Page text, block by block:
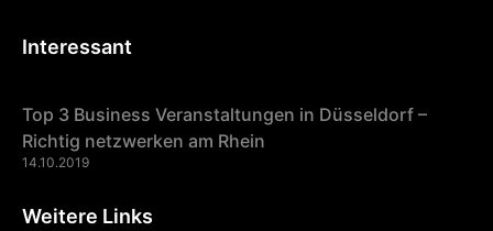
Interessant
Top 3 Business Veranstaltungen in Düsseldorf –
Richtig netzwerken am Rhein
14.10.2019
Weitere Links